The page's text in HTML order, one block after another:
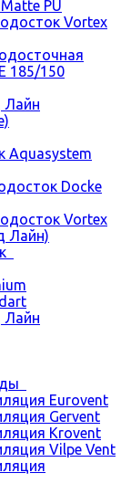
PU
Vortex
185/150
Лайн
Aquasystem
Docke
Vortex
Лайн)
Лайн
Eurovent
Gervent
Krovent
Vilpe Vent